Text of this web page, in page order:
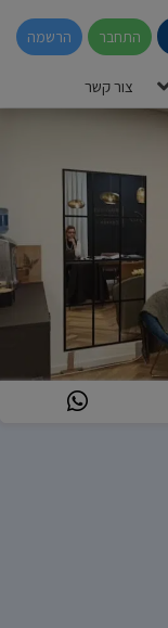
התחבר הרשמה
צור קשר